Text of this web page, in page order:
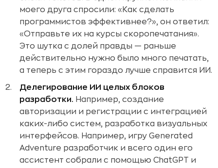
моего друга спросили: «Как сделать
программистов эффективнее?», он ответил:
«Отправьте их на курсы скоропечатания».
Это шутка с долей правды — раньше
действительно нужно было много печатать,
а теперь с этим гораздо лучше справится ИИ.
Делегирование ИИ целых блоков
разработки. Например, создание
авторизации и регистрации с интеграцией
каких-либо систем, разработка визуальных
интерфейсов. Например, игру Generated
Adventure разработчик и всего один его
ассистент собрали с помощью ChatGPT и